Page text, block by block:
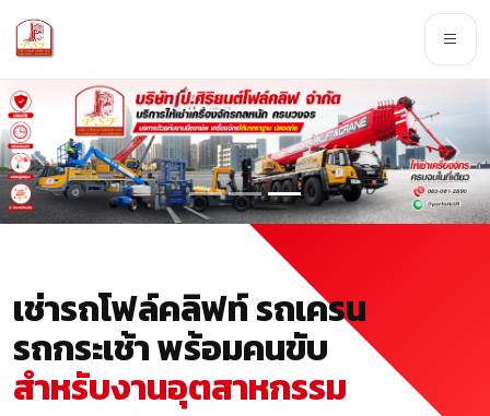
เช่ารถโฟล์คลิฟท์ รถเครน
รถกระเช้า พร้อมคนขับ
สำหรับงานอุตสาหกรรม